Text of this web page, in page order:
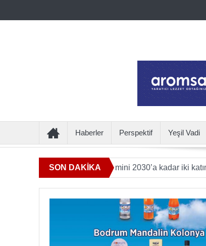
Haberler Perspektif Yeşil Vadi
SON DAKİKA
sunan ürün hacmini 2030’a kadar iki katına çıkaracak